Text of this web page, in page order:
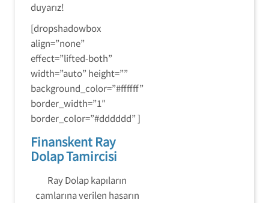
duyarız!
[dropshadowbox
align=”none”
effect=”lifted-both”
width=”auto” height=””
background_color=”#ffffff”
border_width=”1″
border_color=”#dddddd” ]
Finanskent Ray
Dolap Tamircisi
Ray Dolap kapıların
camlarına verilen hasarın